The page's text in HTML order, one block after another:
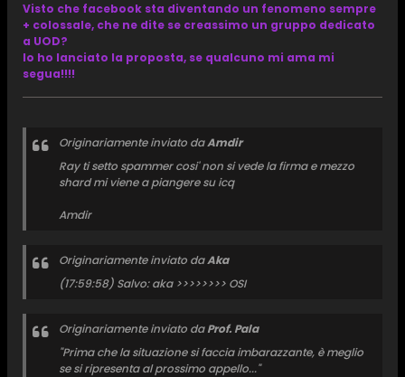
Visto che facebook sta diventando un fenomeno sempre
+ colossale, che ne dite se creassimo un gruppo dedicato
a UOD?
Io ho lanciato la proposta, se qualcuno mi ama mi
segua!!!!
Originariamente inviato daAmdir
Ray ti setto spammer cosi' non si vede la firma e mezzo
shard mi viene a piangere su icq
Amdir
Originariamente inviato daAka
(17:59:58) Salvo: aka >>>>>>>> OSI
Originariamente inviato daProf. Pala
"Prima che la situazione si faccia imbarazzante, è meglio
se si ripresenta al prossimo appello..."